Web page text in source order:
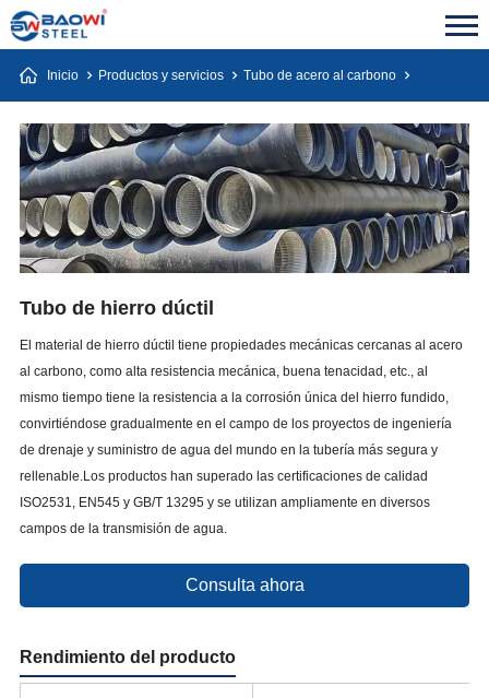
Inicio Productos y servicios Tubo de acero al carbono
Tubo de hierro dúctil
El material de hierro dúctil tiene propiedades mecánicas cercanas al acero
al carbono, como alta resistencia mecánica, buena tenacidad, etc., al
mismo tiempo tiene la resistencia a la corrosión única del hierro fundido,
convirtiéndose gradualmente en el campo de los proyectos de ingeniería
de drenaje y suministro de agua del mundo en la tubería más segura y
rellenable.Los productos han superado las certificaciones de calidad
ISO2531, EN545 y GB/T 13295 y se utilizan ampliamente en diversos
campos de la transmisión de agua.
Consulta ahora
Rendimiento del producto